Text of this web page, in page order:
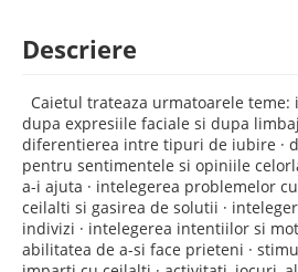
Descriere
Caietul trateaza urmatoarele
dupa expresiile faciale si dupa
diferentierea intre tipuri de iubire ·
pentru sentimentele si opiniile
a-i ajuta · intelegerea problemelor
ceilalti si gasirea de solutii ·
indivizi · intelegerea intentiilor si
abilitatea de a-si face prieteni ·